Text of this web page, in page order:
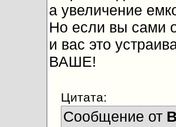
а увеличение
Но если вы сами
и вас это
ВАШЕ!
Цитата:
Сообщение от